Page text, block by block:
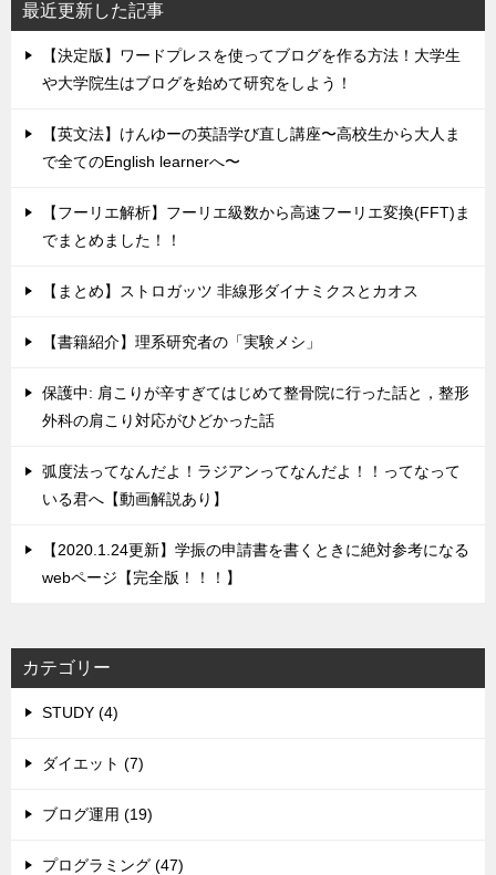
最近更新した記事
【決定版】ワードプレスを使ってブログを作る方法！大学生
や大学院生はブログを始めて研究をしよう！
【英文法】けんゆーの英語学び直し講座〜高校生から大人ま
で全てのEnglish learnerへ〜
【フーリエ解析】フーリエ級数から高速フーリエ変換(FFT)ま
でまとめました！！
【まとめ】ストロガッツ 非線形ダイナミクスとカオス
【書籍紹介】理系研究者の「実験メシ」
保護中: 肩こりが辛すぎてはじめて整骨院に行った話と，整形
外科の肩こり対応がひどかった話
弧度法ってなんだよ！ラジアンってなんだよ！！ってなって
いる君へ【動画解説あり】
【2020.1.24更新】学振の申請書を書くときに絶対参考になる
webページ【完全版！！！】
カテゴリー
STUDY (4)
ダイエット (7)
ブログ運用 (19)
プログラミング (47)